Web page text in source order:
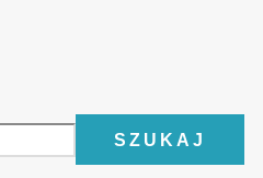
SZUKAJ